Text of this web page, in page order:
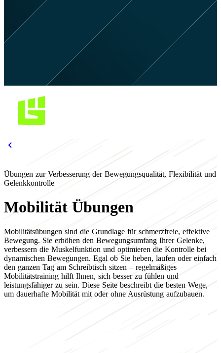
Übungen zur Verbesserung der Bewegungsqualität, Flexibilität und
Gelenkkontrolle
Mobilität Übungen
Mobilitätsübungen sind die Grundlage für schmerzfreie, effektive
Bewegung. Sie erhöhen den Bewegungsumfang Ihrer Gelenke,
verbessern die Muskelfunktion und optimieren die Kontrolle bei
dynamischen Bewegungen. Egal ob Sie heben, laufen oder einfach
den ganzen Tag am Schreibtisch sitzen – regelmäßiges
Mobilitätstraining hilft Ihnen, sich besser zu fühlen und
leistungsfähiger zu sein. Diese Seite beschreibt die besten Wege,
um dauerhafte Mobilität mit oder ohne Ausrüstung aufzubauen.